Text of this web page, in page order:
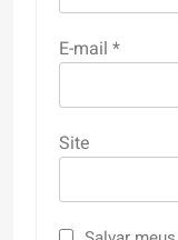
E-mail *
Site